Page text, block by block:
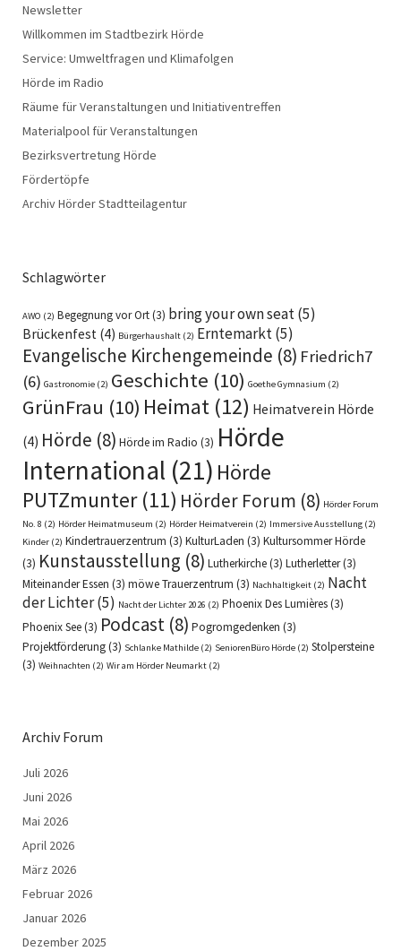
Newsletter
Willkommen im Stadtbezirk Hörde
Service: Umweltfragen und Klimafolgen
Hörde im Radio
Räume für Veranstaltungen und Initiativentreffen
Materialpool für Veranstaltungen
Bezirksvertretung Hörde
Fördertöpfe
Archiv Hörder Stadtteilagentur
Schlagwörter
AWO (2) Begegnung vor Ort(3) bring your own seat(5)
Brückenfest (4) Bürgerhaushalt (2) Erntemarkt(5)
Evangelische Kirchengemeinde (8) Friedrich7
(6) Gastronomie (2) Geschichte (10) Goethe Gymnasium (2)
GrünFrau (10) Heimat (12) Heimatverein Hörde
(4) Hörde (8) Hörde im Radio (3) Hörde
International (21) Hörde
PUTZmunter(11) Hörder Forum (8) Hörder Forum
No. 8 (2) Hörder Heimatmuseum (2) Hörder Heimatverein (2) Immersive Ausstellung (2)
Kinder (2) Kindertrauerzentrum (3) KulturLaden (3) Kultursommer Hörde
(3) Kunstausstellung (8) Lutherkirche(3) Lutherletter(3)
Miteinander Essen (3) möwe Trauerzentrum (3) Nachhaltigkeit (2) Nacht
der Lichter(5) Nacht der Lichter 2026 (2) Phoenix Des Lumières(3)
Phoenix See(3) Podcast (8) Pogromgedenken (3)
Projektförderung(3) Schlanke Mathilde (2) SeniorenBüro Hörde (2) Stolpersteine
(3) Weihnachten (2) Wir am Hörder Neumarkt (2)
Archiv Forum
Juli 2026
Juni 2026
Mai 2026
April 2026
März 2026
Februar 2026
Januar 2026
Dezember 2025